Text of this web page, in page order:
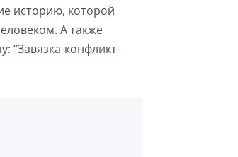
историю, которой
А также
“Завязка-конфликт-